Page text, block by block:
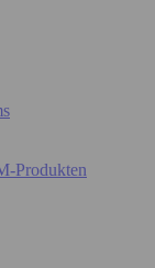
Produkten